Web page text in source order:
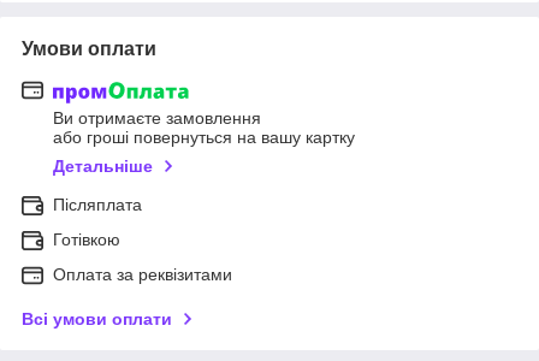
Умови оплати
Ви отримаєте замовлення
або гроші повернуться на вашу картку
Детальніше
Післяплата
Готівкою
Оплата за реквізитами
Всі умови оплати